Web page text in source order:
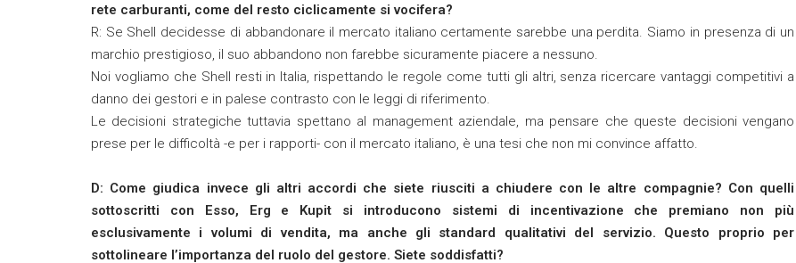
rete carburanti, come del resto ciclicamente si vocifera?
R: Se Shell decidesse di abbandonare il mercato italiano certamente sarebbe una perdita. Siamo in presenza di un
marchio prestigioso, il suo abbandono non farebbe sicuramente piacere a nessuno.
Noi vogliamo che Shell resti in Italia, rispettando le regole come tutti gli altri, senza ricercare vantaggi competitivi a
danno dei gestori e in palese contrasto con le leggi di riferimento.
Le decisioni strategiche tuttavia spettano al management aziendale, ma pensare che queste decisioni vengano
prese per le difficoltà -e per i rapporti- con il mercato italiano, è una tesi che non mi convince affatto.
D: Come giudica invece gli altri accordi che siete riusciti a chiudere con le altre compagnie? Con quelli
sottoscritti con Esso, Erg e Kupit si introducono sistemi di incentivazione che premiano non più
esclusivamente i volumi di vendita, ma anche gli standard qualitativi del servizio. Questo proprio per
sottolineare l’importanza del ruolo del gestore. Siete soddisfatti?